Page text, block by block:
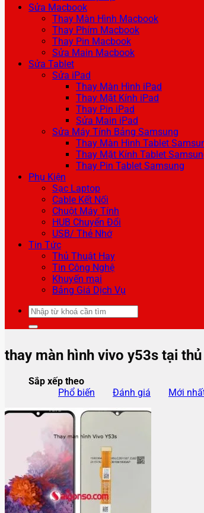
Sửa Macbook
Thay Màn Hình Macbook
Thay Phím Macbook
Thay Pin Macbook
Sửa Main Macbook
Sửa Tablet
Sửa iPad
Thay Màn Hình iPad
Thay Mặt Kính iPad
Thay Pin iPad
Sửa Main iPad
Sửa Máy Tính Bảng Samsung
Thay Màn Hình Tablet
Thay Mặt Kính Tablet
Thay Pin Tablet Samsung
Phụ Kiện
Sạc Laptop
Cable Kết Nối
Chuột Máy Tính
HUB Chuyển Đổi
USB/ Thẻ Nhớ
Tin Tức
Thủ Thuật Hay
Tin Công Nghệ
Khuyến mại
Bảng Giá Dịch Vụ
Tìm
kiếm:
thay màn hình vivo y53s tại
Sắp xếp theo
Phổ biến
Đánh giá Mới